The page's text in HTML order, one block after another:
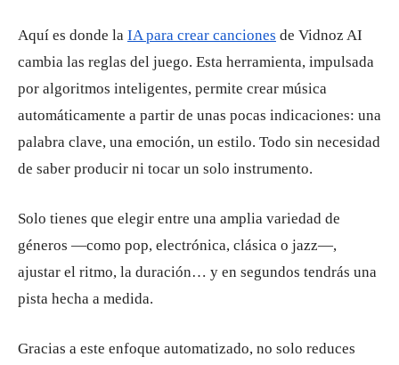
Aquí es donde la IA para crear canciones de Vidnoz AI
cambia las reglas del juego. Esta herramienta, impulsada
por algoritmos inteligentes, permite crear música
automáticamente a partir de unas pocas indicaciones: una
palabra clave, una emoción, un estilo. Todo sin necesidad
de saber producir ni tocar un solo instrumento.
Solo tienes que elegir entre una amplia variedad de
géneros —como pop, electrónica, clásica o jazz—,
ajustar el ritmo, la duración… y en segundos tendrás una
pista hecha a medida.
Gracias a este enfoque automatizado, no solo reduces